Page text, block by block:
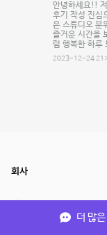
안녕하세요!!
후기 작성 진심
은 스튜디오 분
즐거운 시간을
럼 행복한 하루
2023-12-24
더 많은
회사